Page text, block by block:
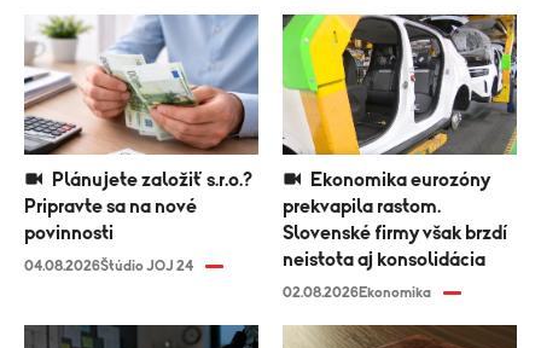
Pripravte sa na nové
povinnosti
04.08.2026Štúdio JOJ 24
prekvapila rastom.
Slovenské firmy však brzdí
neistota aj konsolidácia
02.08.2026Ekonomika